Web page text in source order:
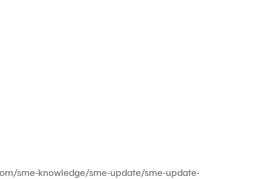
sme-knowledge/sme-update/sme-update-